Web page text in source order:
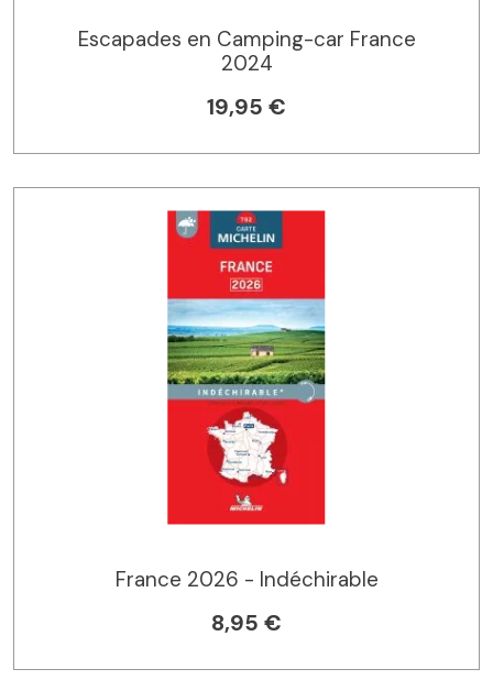
Escapades en Camping-car France
2024
19,95 €
France 2026 - Indéchirable
8,95 €